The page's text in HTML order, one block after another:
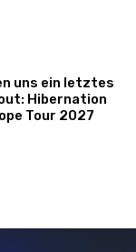
uns ein letztes
Hibernation
Tour 2027